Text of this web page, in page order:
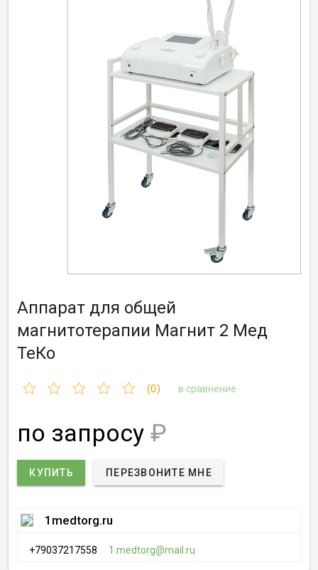
Аппарат для общей
магнитотерапии Магнит 2 Мед
ТеКо
(0) в сравнение
по запросу ₽
КУПИТЬ ПЕРЕЗВОНИТЕ МНЕ
1medtorg.ru
+79037217558 1.medtorg@mail.ru